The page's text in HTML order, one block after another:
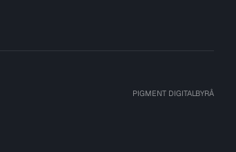
PIGMENT DIGITALBYRÅ